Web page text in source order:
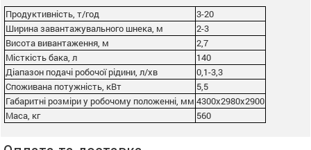
Продуктивність, т/год
3-20
Ширина завантажувального шнека, м
2-3
Висота вивантаження, м
2,7
Місткість бака, л
140
Діапазон подачі робочої рідини, л/хв
0,1-3,3
Споживана потужність, кВт
5,5
Габаритні розміри у робочому положенні, мм 4300х2980х2900
Маса, кг
560